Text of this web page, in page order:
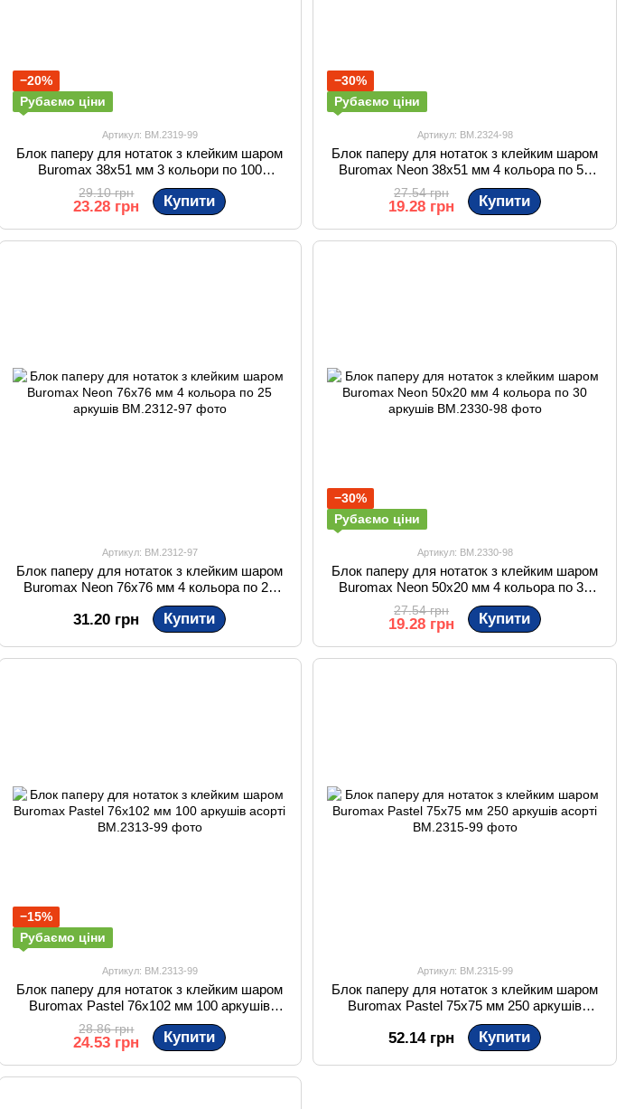
−20%
Рубаємо ціни
Артикул: BM.2319-99
Блок паперу для нотаток з клейким шаром
Buromax 38x51 мм 3 кольори по 100
аркушів
29.10 грн
23.28 грн Купити
−30%
Рубаємо ціни
Артикул: BM.2324-98
Блок паперу для нотаток з клейким шаром
Buromax Neon 38x51 мм 4 кольора по 50
аркушів
27.54 грн
19.28 грн Купити
Артикул: BM.2312-97
Блок паперу для нотаток з клейким шаром
Buromax Neon 76x76 мм 4 кольора по 25
аркушів
31.20 грн Купити
−30%
Рубаємо ціни
Артикул: BM.2330-98
Блок паперу для нотаток з клейким шаром
Buromax Neon 50x20 мм 4 кольора по 30
аркушів
27.54 грн
19.28 грн Купити
−15%
Рубаємо ціни
Артикул: BM.2313-99
Блок паперу для нотаток з клейким шаром
Buromax Pastel 76x102 мм 100 аркушів
асорті
28.86 грн
24.53 грн Купити
Артикул: BM.2315-99
Блок паперу для нотаток з клейким шаром
Buromax Pastel 75x75 мм 250 аркушів
асорті
52.14 грн Купити